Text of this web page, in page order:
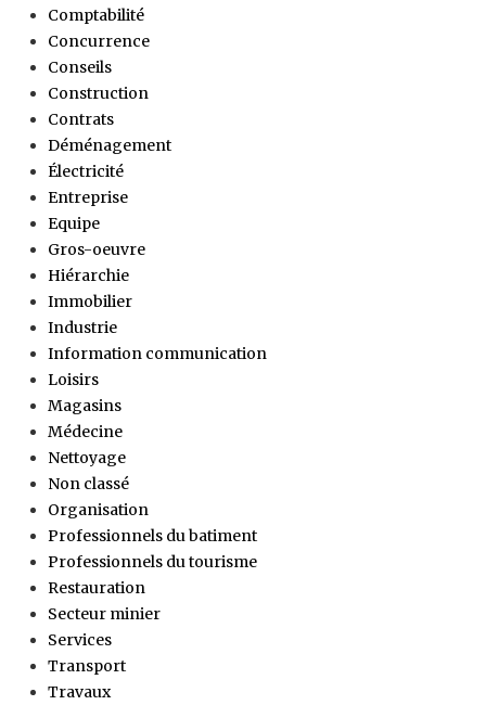
Comptabilité
Concurrence
Conseils
Construction
Contrats
Déménagement
Électricité
Entreprise
Equipe
Gros-oeuvre
Hiérarchie
Immobilier
Industrie
Information communication
Loisirs
Magasins
Médecine
Nettoyage
Non classé
Organisation
Professionnels du batiment
Professionnels du tourisme
Restauration
Secteur minier
Services
Transport
Travaux